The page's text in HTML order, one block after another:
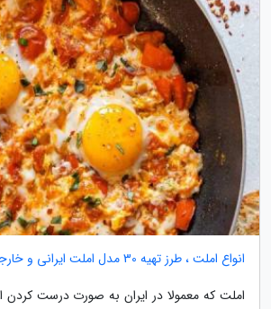
انواع املت ، طرز تهیه 30 مدل املت ایرانی و خارجی مثل کافه
املت که معمولا در ایران به صورت درست کردن